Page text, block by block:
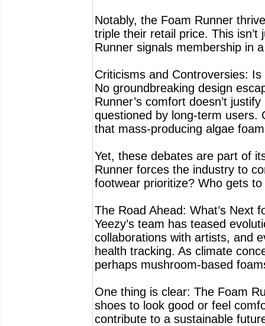
Notably, the Foam Runner
triple their retail price. This
Runner signals membership in
Criticisms and Controversies: Is
No groundbreaking design
Runner’s comfort doesn’t
questioned by long-term users.
that mass-producing algae
Yet, these debates are part of
Runner forces the industry to
footwear prioritize? Who gets to
The Road Ahead: What’s Next
Yeezy’s team has teased
collaborations with artists, and
health tracking. As climate
perhaps mushroom-based
One thing is clear: The Foam
shoes to look good or feel
contribute to a sustainable